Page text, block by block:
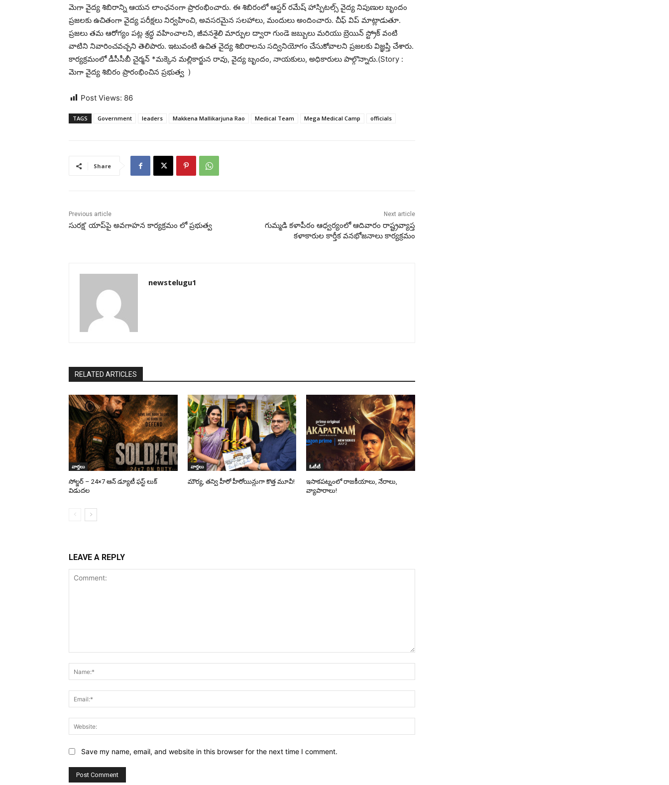
మెగా వైద్య శిబిరాన్ని ఆయన లాంఛనంగా ప్రారంభించారు. ఈ శిబిరంలో ఆస్టర్ రమేష్ హాస్పిటల్స్ వైద్య నిపుణుల బృందం
ప్రజలకు ఉచితంగా వైద్య పరీక్షలు నిర్వహించి, అవసరమైన సలహాలు, మందులు అందించారు. చీఫ్ విప్ మాట్లాడుతూ.
ప్రజలు తమ ఆరోగ్యం పట్ల శ్రద్ధ వహించాలని, జీవనశైలి మార్పుల ద్వారా గుండె జబ్బులు మరియు బ్రెయిన్ స్ట్రోక్ వంటి
వాటిని నివారించవచ్చని తెలిపారు. ఇటువంటి ఉచిత వైద్య శిబిరాలను సద్వినియోగం చేసుకోవాలని ప్రజలకు విజ్ఞప్తి చేశారు.
కార్యక్రమంలో డీసీసీబీ చైర్మన్ *మక్కెన మల్లికార్జున రావు, వైద్య బృందం, నాయకులు, అధికారులు పాల్గొన్నారు.(Story :
మెగా వైద్య శిబిరం ప్రారంభించిన ప్రభుత్వ )
Post Views: 86
TAGS Government leaders Makkena Mallikarjuna Rao Medical Team Mega Medical Camp officials
Share
Previous article
సురక్ష’ యాప్‌పై అవగాహన కార్యక్రమం లో ప్రభుత్వ
Next article
గుమ్మడి కళాపీఠం ఆధ్వర్యంలో ఆదివారం రాష్ట్రవ్యాప్త
కళాకారుల కార్తీక వనభోజనాలు కార్యక్రమం
newstelugu1
RELATED ARTICLES
వార్తలు
సోల్జర్ – 24×7 ఆన్ డ్యూటీ ఫస్ట్ లుక్
విడుదల
వార్తలు
మౌర్య‌, త‌న్వి హీరో హీరోయిన్లుగా కొత్త మూవీ!
ఓటీటీ
ఇసాకపట్నంలో రాజ‌కీయాలు, నేరాలు,
వ్యాపారాలు!
LEAVE A REPLY
Save my name, email, and website in this browser for the next time I comment.